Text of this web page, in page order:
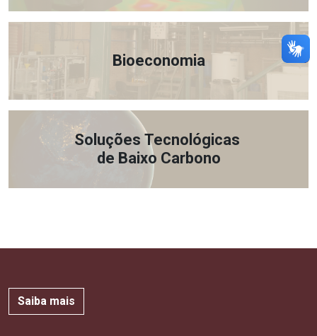
Bioeconomia
Soluções Tecnológicas
de Baixo Carbono
Saiba mais